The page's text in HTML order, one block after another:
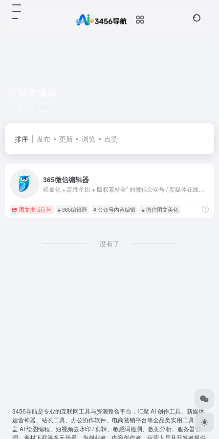
排序 发布 更新 浏览 点赞
365微信编辑器
图文排版运营 # 365编辑器 # 公众号内容编辑 # 微信图文美化
没有了
3456导航是专业的互联网工具与资源整合平台，汇聚 AI 创作工具、新媒体
运营神器、站长工具、办公协作软件、电商营销平台等全品类实用工具，覆
盖 AI 绘图编程、短视频去水印 / 剪辑、敏感词检测、数据分析、服务器管
理、素材下载等多元场景，为创业者、内容创作者、运营人员及开发者提供